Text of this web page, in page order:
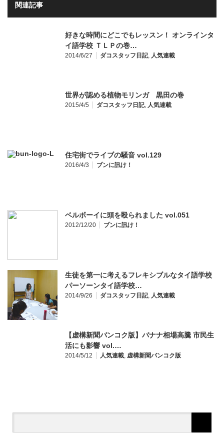
関連記事
好きな時間にどこでもレッスン！ オンラインタ
イ語学校 ＴＬＰの巻…
2014/6/27 ダコスタッフ日記, 人気連載
世界が認める植物モリンガ 黒田の巻
2015/4/5 ダコスタッフ日記, 人気連載
住宅街でライブの騒音 vol.129
2016/4/3 ブンに訊け！
ベルボーイに頭を殴られました vol.051
2012/12/20 ブンに訊け！
生徒を第一に考えるフレキシブルなタイ語学校
パーソーンタイ語学校…
2014/9/26 ダコスタッフ日記, 人気連載
【虚構新聞バンコク版】バナナ相場高騰 市民生
活にも影響 vol.…
2014/5/12 人気連載, 虚構新聞バンコク版